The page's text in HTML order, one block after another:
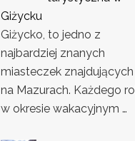
Giżycku
Giżycko, to jedno z
najbardziej znanych
miasteczek znajdujących
na Mazurach. Każdego
w okresie wakacyjnym …